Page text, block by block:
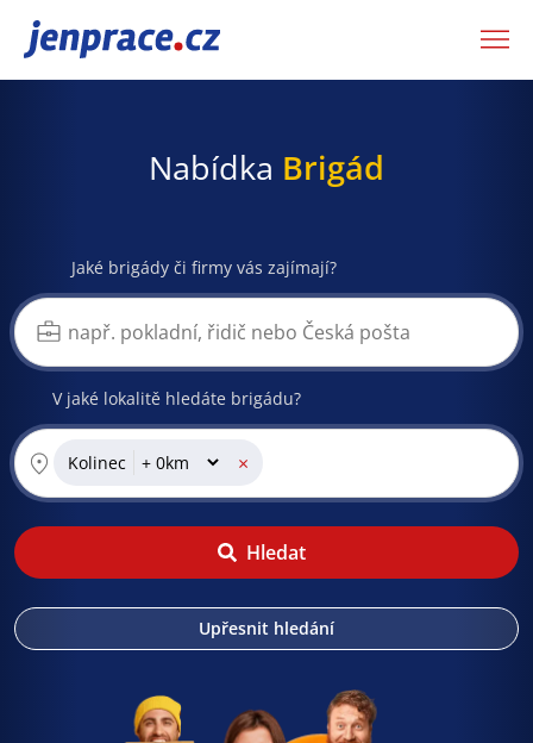
JenPráce.cz
Nabídka Brigád
Jaké brigády či firmy vás zajímají?
V jaké lokalitě hledáte brigádu?
Kolinec ×
Hledat
Upřesnit hledání